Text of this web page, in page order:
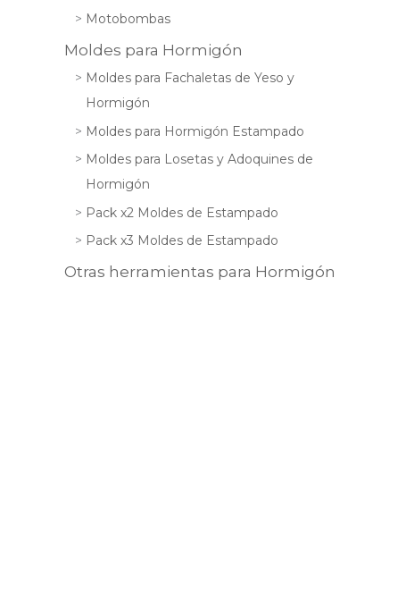
Motobombas
Moldes para Hormigón
Moldes para Fachaletas de Yeso y
Hormigón
Moldes para Hormigón Estampado
Moldes para Losetas y Adoquines de
Hormigón
Pack x2 Moldes de Estampado
Pack x3 Moldes de Estampado
Otras herramientas para Hormigón